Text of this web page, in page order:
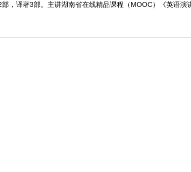
，译著3部。主讲湖南省在线精品课程（MOOC）《英语演